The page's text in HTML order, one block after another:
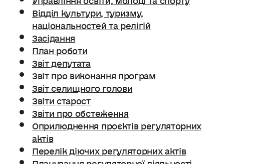
Відділ культури, туризму,
національностей та релігій
Засідання
План роботи
Звіт депутата
Звіт про виконання програм
Звіт селищного голови
Звіти старост
Звіти про обстеження
Оприлюднення проєктів регуляторних
актів
Перелік діючих регуляторних актів